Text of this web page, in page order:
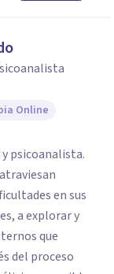
Online
psicoanalista.
en sus
a explorar y
que